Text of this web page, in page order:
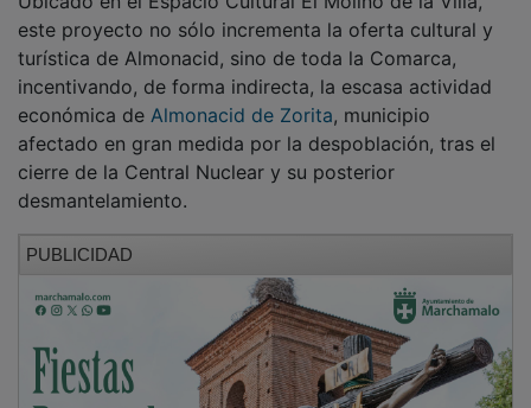
este proyecto no sólo incrementa la oferta cultural y
turística de Almonacid, sino de toda la Comarca,
incentivando, de forma indirecta, la escasa actividad
económica deAlmonacid de Zorita, municipio
afectado en gran medida por la despoblación, tras el
cierre de la Central Nuclear y su posterior
desmantelamiento.